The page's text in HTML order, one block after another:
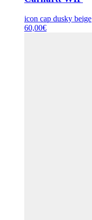
icon cap dusky beige
60,00€